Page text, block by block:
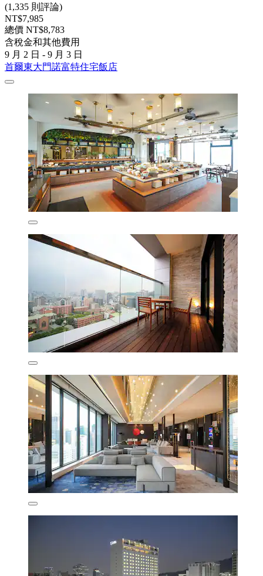
(1,335 則評論)
NT$7,985
總價 NT$8,783
含稅金和其他費用
9 月 2 日 - 9 月 3 日
首爾東大門諾富特住宅飯店